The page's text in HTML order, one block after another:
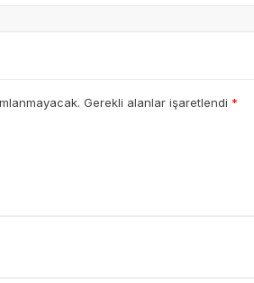
Gerekli alanlar işaretlendi *